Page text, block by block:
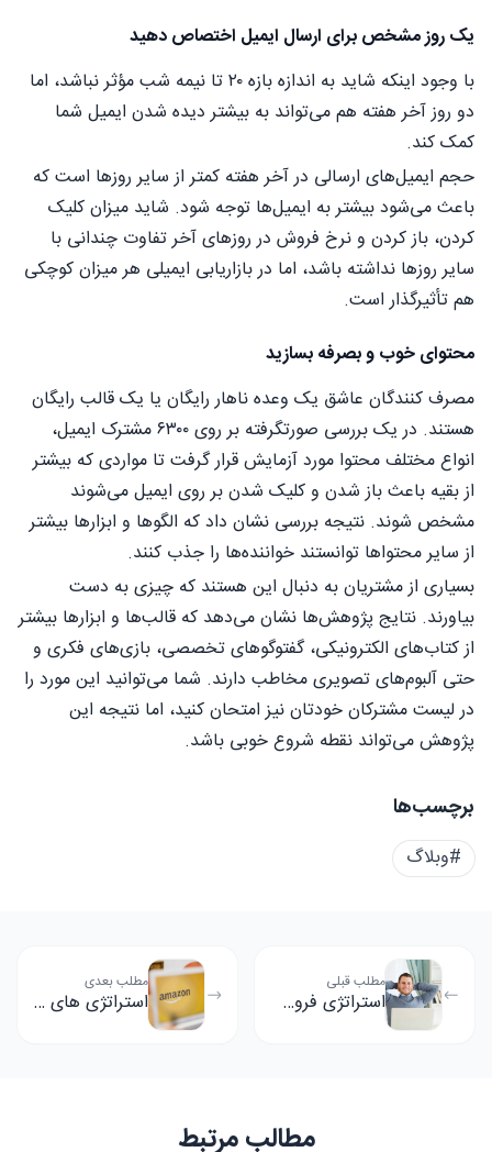
یک روز مشخص برای ارسال ایمیل اختصاص دهید
با وجود اینکه شاید به اندازه بازه ۲۰ تا نیمه شب مؤثر نباشد، اما
دو روز آخر هفته هم می‌تواند به بیشتر دیده شدن ایمیل شما
کمک کند.
حجم ایمیل‌های ارسالی در آخر هفته کمتر از سایر روزها است که
باعث می‌شود بیشتر به ایمیل‌ها توجه شود. شاید میزان کلیک
کردن، باز کردن و نرخ فروش در روزهای آخر تفاوت چندانی با
سایر روزها نداشته باشد، اما در بازاریابی ایمیلی هر میزان کوچکی
هم تأثیرگذار است.
محتوای خوب و بصرفه بسازید
مصرف کنندگان عاشق یک وعده ناهار رایگان یا یک قالب رایگان
هستند. در یک بررسی صورت‏گرفته بر روی ۶۳۰۰ مشترک ایمیل،
انواع مختلف محتوا مورد آزمایش قرار گرفت تا مواردی که بیشتر
از بقیه باعث باز شدن و کلیک شدن بر روی ایمیل می‌شوند
مشخص شوند. نتیجه بررسی نشان داد که الگوها و ابزارها بیشتر
از سایر محتواها توانستند خواننده‌ها را جذب کنند.
بسیاری از مشتریان به دنبال این هستند که چیزی به دست
بیاورند. نتایج پژوهش‌ها نشان می‌دهد که قالب‌ها و ابزارها بیشتر
از کتاب‌های الکترونیکی، گفت‎وگوهای تخصصی، بازی‌های فکری و
حتی آلبوم‌های تصویری مخاطب دارند. شما می‌توانید این مورد را
در لیست مشترکان خودتان نیز امتحان کنید، اما نتیجه این
پژوهش می‌تواند نقطه شروع خوبی باشد.
برچسب‌ها
#وبلاگ
مطلب قبلی
استراتژی فروش شماره سه: با مشتری همدلی کنید
مطلب بعدی
استراتژی های شرکت آمازون برای موفقیت چه بوده است ؟
مطالب مرتبط